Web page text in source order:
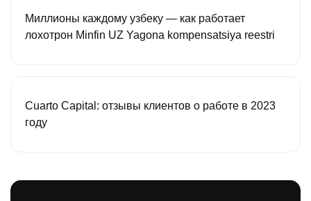
Миллионы каждому узбеку — как работает
лохотрон Minfin UZ Yagona kompensatsiya reestri
Cuarto Capital: отзывы клиентов о работе в 2023
году